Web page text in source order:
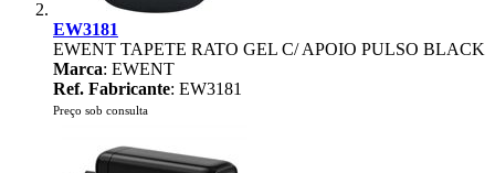
EW3181
EWENT TAPETE RATO GEL C/ APOIO PULSO BLACK
Marca: EWENT
Ref. Fabricante: EW3181
Preço sob consulta